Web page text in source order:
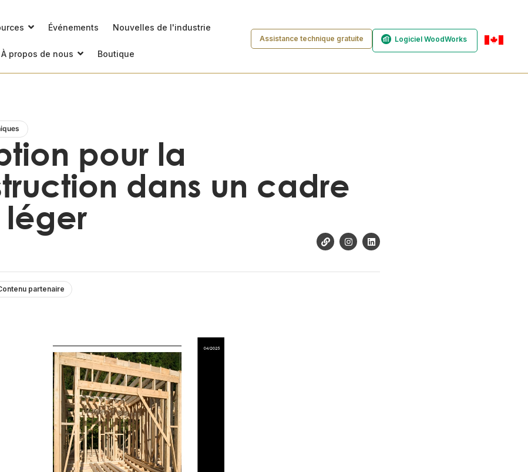
Événements Nouvelles de l'industrie
À propos de nous Boutique
Assistance technique gratuite Logiciel WoodWorks
pour la
dans un cadre
léger
partenaire